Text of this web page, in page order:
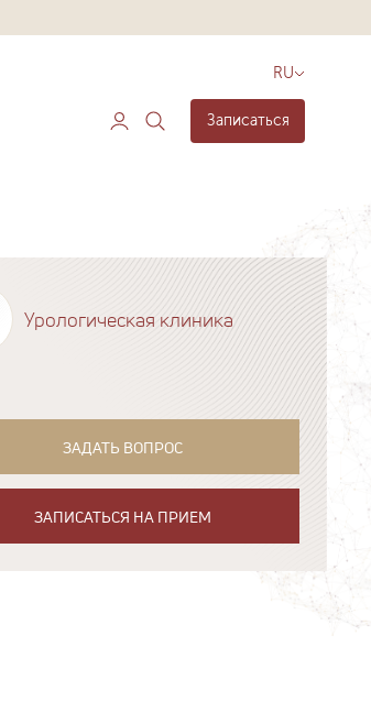
RU
Записаться
Урологическая клиника
ЗАДАТЬ ВОПРОС
ЗАПИСАТЬСЯ НА ПРИЕМ